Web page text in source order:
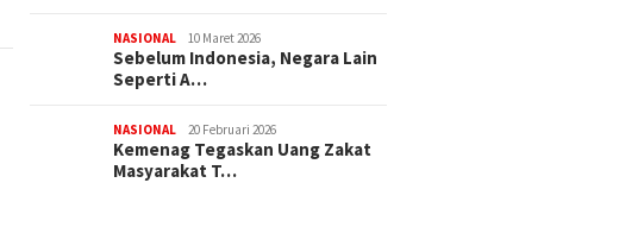
NASIONAL 10 Maret 2026
Sebelum Indonesia, Negara Lain
Seperti A…
NASIONAL 20 Februari 2026
Kemenag Tegaskan Uang Zakat
Masyarakat T…